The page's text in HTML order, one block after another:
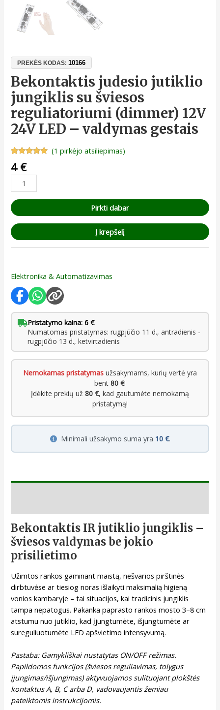
PREKĖS KODAS:10166
Bekontaktis judesio jutiklio
jungiklis su šviesos
reguliatoriumi (dimmer) 12V
24V LED – valdymas gestais
5.00iš 5
(viso
įvertinimų:
(1 pirkėjo atsiliepimas)
4 €
Pirkti dabar
Į krepšelį
Elektronika & Automatizavimas
Pristatymo kaina: 6 €
Numatomas pristatymas: rugpjūčio 11 d., antradienis -
rugpjūčio 13 d., ketvirtadienis
Nemokamas pristatymas užsakymams, kurių vertė yra
bent 80 €!
Įdėkite prekių už 80 €, kad gautumėte nemokamą
pristatymą!
Minimali užsakymo suma yra 10 €.
Bekontaktis IR jutiklio jungiklis –
šviesos valdymas be jokio
prisilietimo
Užimtos rankos gaminant maistą, nešvarios pirštinės
dirbtuvėse ar tiesiog noras išlaikyti maksimalią higieną
vonios kambaryje – tai situacijos, kai tradicinis jungiklis
tampa nepatogus. Pakanka paprasto rankos mosto 3–8 cm
atstumu nuo jutiklio, kad įjungtumėte, išjungtumėte ar
sureguliuotumėte LED apšvietimo intensyvumą.
Pastaba: Gamykliškai nustatytas ON/OFF režimas.
Papildomos funkcijos (šviesos reguliavimas, tolygus
įjungimas/išjungimas) aktyvuojamos sulituojant plokštės
kontaktus A, B, C arba D, vadovaujantis žemiau
pateiktomis instrukcijomis.